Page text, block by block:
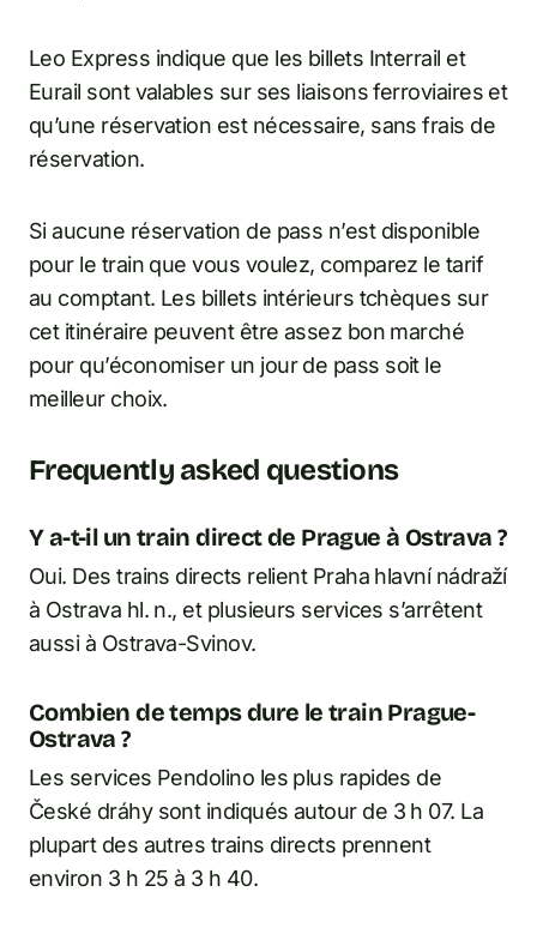
Leo Express indique que les billets Interrail et
Eurail sont valables sur ses liaisons ferroviaires et
qu’une réservation est nécessaire, sans frais de
réservation.
Si aucune réservation de pass n’est disponible
pour le train que vous voulez, comparez le tarif
au comptant. Les billets intérieurs tchèques sur
cet itinéraire peuvent être assez bon marché
pour qu’économiser un jour de pass soit le
meilleur choix.
Frequently asked questions
Y a-t-il un train direct de Prague à Ostrava ?
Oui. Des trains directs relient Praha hlavní nádraží
à Ostrava hl. n., et plusieurs services s’arrêtent
aussi à Ostrava-Svinov.
Combien de temps dure le train Prague-
Ostrava ?
Les services Pendolino les plus rapides de
České dráhy sont indiqués autour de 3 h 07. La
plupart des autres trains directs prennent
environ 3 h 25 à 3 h 40.